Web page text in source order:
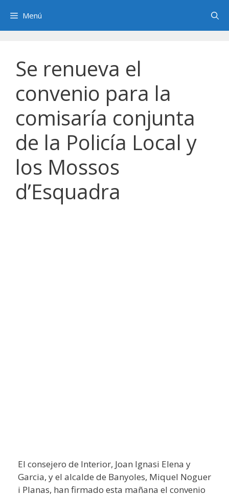
contenido
Menú
Se renueva el
convenio para la
comisaría conjunta
de la Policía Local y
los Mossos
d’Esquadra
El consejero de Interior, Joan Ignasi Elena y
Garcia, y el alcalde de Banyoles, Miquel Noguer
i Planas, han firmado esta mañana el convenio